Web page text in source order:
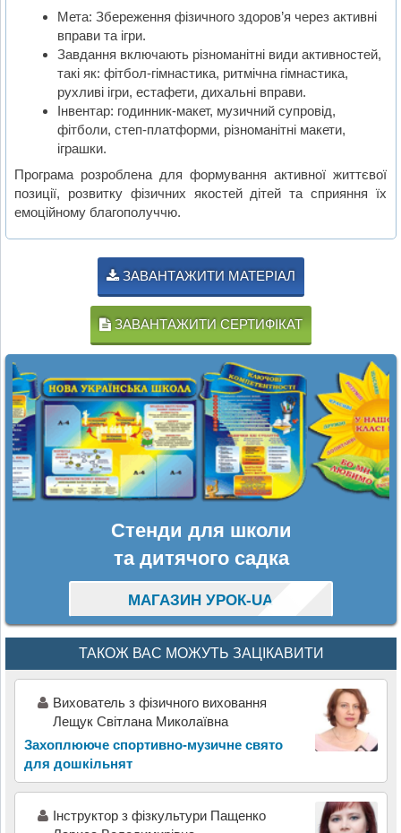
Мета: Збереження фізичного здоров’я через активні
вправи та ігри.
Завдання включають різноманітні види активностей,
такі як: фітбол-гімнастика, ритмічна гімнастика,
рухливі ігри, естафети, дихальні вправи.
Інвентар: годинник-макет, музичний супровід,
фітболи, степ-платформи, різноманітні макети,
іграшки.
Програма розроблена для формування активної життєвої
позиції, розвитку фізичних якостей дітей та сприяння їх
емоційному благополуччю.
ЗАВАНТАЖИТИ МАТЕРІАЛ
ЗАВАНТАЖИТИ СЕРТИФІКАТ
Стенди для школи
та дитячого садка
МАГАЗИН УРОК-UA
ТАКОЖ ВАС МОЖУТЬ ЗАЦІКАВИТИ
Вихователь з фізичного виховання
Лещук Світлана Миколаївна
Захоплююче спортивно-музичне свято
для дошкільнят
Інструктор з фізкультури Пащенко